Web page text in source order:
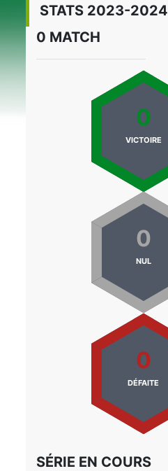
STATS 2023-2024
0 MATCH
0
VICTOIRE
0
NUL
0
DÉFAITE
SÉRIE EN COURS